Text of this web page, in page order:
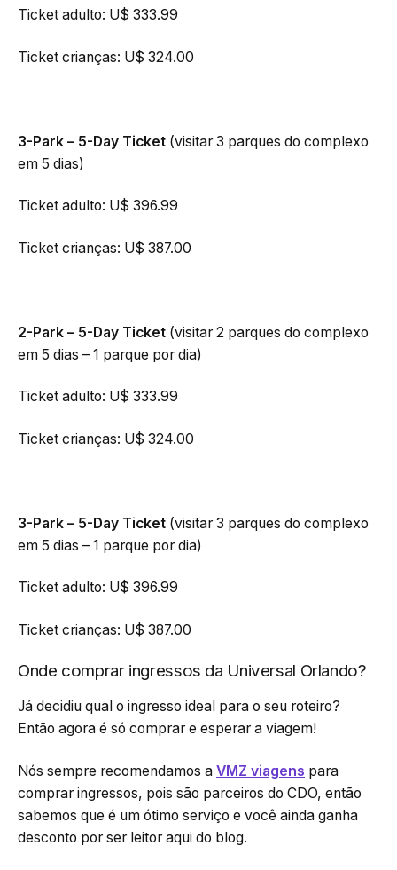
Ticket adulto: U$ 333.99
Ticket crianças: U$ 324.00
3-Park – 5-Day Ticket (visitar 3 parques do complexo
em 5 dias)
Ticket adulto: U$ 396.99
Ticket crianças: U$ 387.00
2-Park – 5-Day Ticket (visitar 2 parques do complexo
em 5 dias – 1 parque por dia)
Ticket adulto: U$ 333.99
Ticket crianças: U$ 324.00
3-Park – 5-Day Ticket (visitar 3 parques do complexo
em 5 dias – 1 parque por dia)
Ticket adulto: U$ 396.99
Ticket crianças: U$ 387.00
Onde comprar ingressos da Universal Orlando?
Já decidiu qual o ingresso ideal para o seu roteiro?
Então agora é só comprar e esperar a viagem!
Nós sempre recomendamos a VMZ viagens para
comprar ingressos, pois são parceiros do CDO, então
sabemos que é um ótimo serviço e você ainda ganha
desconto por ser leitor aqui do blog.